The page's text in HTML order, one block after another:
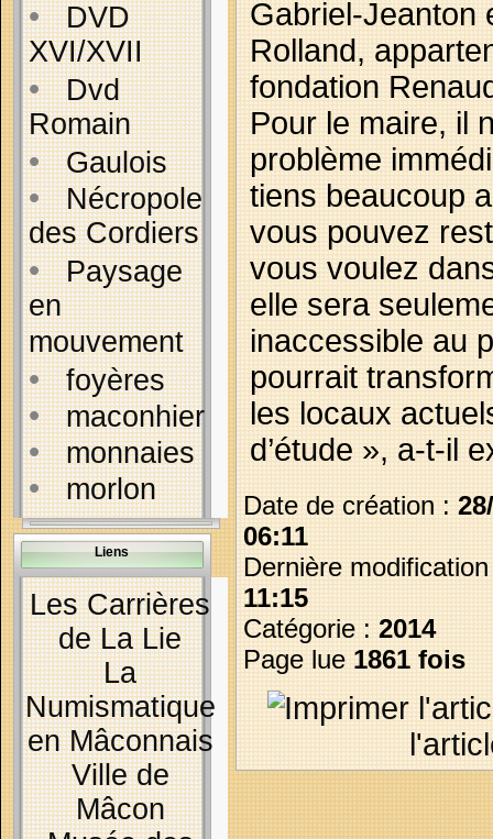
•DVD
XVI/XVII
•Dvd
Romain
•Gaulois
•Nécropole
des Cordiers
•Paysage
en
mouvement
•foyères
•maconhier
•monnaies
•morlon
Liens
Les Carrières
de La Lie
La
Numismatique
en Mâconnais
Ville de
Mâcon
Gabriel-Jeanton
Rolland,
fondation
Pour le maire, il
problème
tiens beaucoup
vous pouvez
vous voulez
elle sera
inaccessible au
pourrait
les locaux
d’étude », a-t-il
Date de création :
06:11
Dernière
11:15
Catégorie :2014
Page lue1861 fois